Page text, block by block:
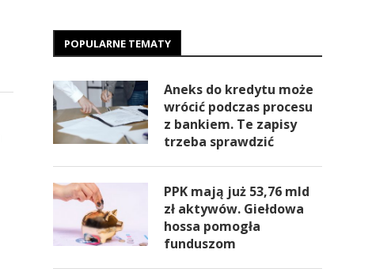
POPULARNE TEMATY
Aneks do kredytu może
wrócić podczas procesu
z bankiem. Te zapisy
trzeba sprawdzić
PPK mają już 53,76 mld
zł aktywów. Giełdowa
hossa pomogła
funduszom